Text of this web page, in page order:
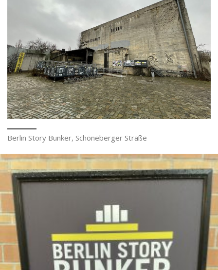
Berlin Story Bunker, Schöneberger Straße